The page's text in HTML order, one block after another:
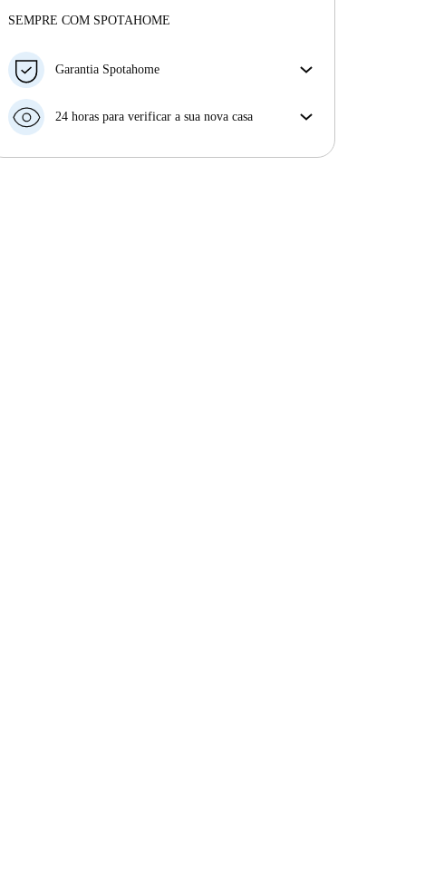
Mais sobre este senhorio
SEMPRE COM SPOTAHOME
Garantia Spotahome
antecedência, nós iremos A) pagar um hotel e ajudá-
seu dinheiro na totalidade.
24 horas para verificar a sua nova casa